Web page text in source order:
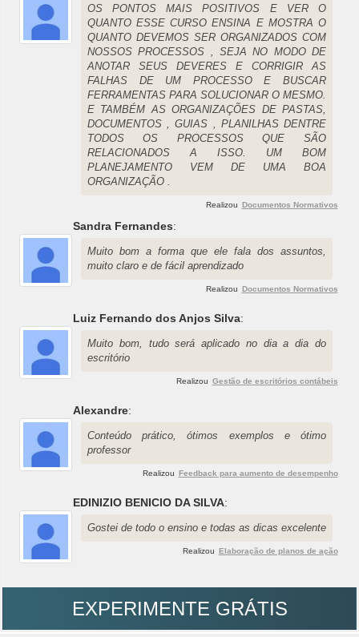
OS PONTOS MAIS POSITIVOS E VER O
QUANTO ESSE CURSO ENSINA E MOSTRA O
QUANTO DEVEMOS SER ORGANIZADOS COM
NOSSOS PROCESSOS , SEJA NO MODO DE
ANOTAR SEUS DEVERES E CORRIGIR AS
FALHAS DE UM PROCESSO E BUSCAR
FERRAMENTAS PARA SOLUCIONAR O MESMO.
E TAMBÉM AS ORGANIZAÇÕES DE PASTAS,
DOCUMENTOS , GUIAS , PLANILHAS DENTRE
TODOS OS PROCESSOS QUE SÃO
RELACIONADOS A ISSO. UM BOM
PLANEJAMENTO VEM DE UMA BOA
ORGANIZAÇÃO .
Realizou Documentos Normativos
Sandra Fernandes:
Muito bom a forma que ele fala dos assuntos,
muito claro e de fácil aprendizado
Realizou Documentos Normativos
Luiz Fernando dos Anjos Silva:
Muito bom, tudo será aplicado no dia a dia do
escritório
Realizou Gestão de escritórios contábeis
Alexandre:
Conteúdo prático, ótimos exemplos e ótimo
professor
Realizou Feedback para aumento de desempenho
EDINIZIO BENICIO DA SILVA:
Gostei de todo o ensino e todas as dicas excelente
Realizou Elaboração de planos de ação
EXPERIMENTE GRÁTIS